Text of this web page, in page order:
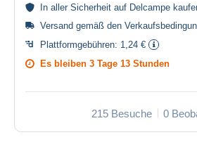
In aller Sicherheit auf Delcampe
Versand gemäß den
Plattformgebühren: 1,24 €
Es bleiben 3 Tage 13 Stunden
215 Besuche 0